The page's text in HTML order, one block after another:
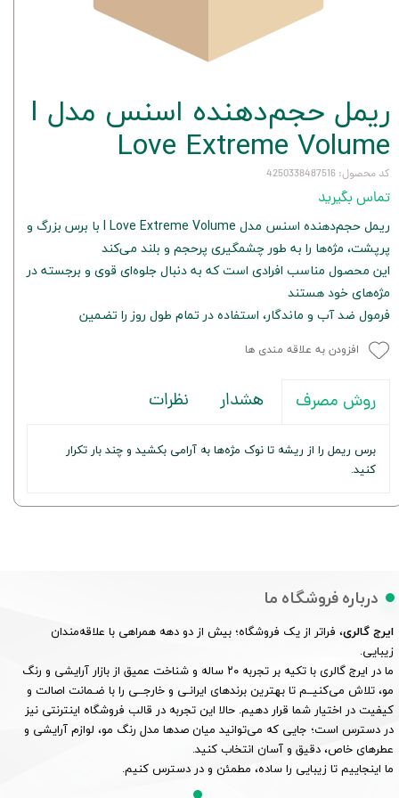
ریمل حجم‌دهنده اسنس مدل I
Love Extreme Volume
کد محصول: 4250338487516
تماس بگیرید
ریمل حجم‌دهنده اسنس مدل I Love Extreme Volume با برس بزرگ و
پرپشت، مژه‌ها را به طور چشمگیری پرحجم و بلند می‌کند
این محصول مناسب افرادی است که به دنبال جلوه‌ای قوی و برجسته در
مژه‌های خود هستند
فرمول ضد آب و ماندگار، استفاده در تمام طول روز را تضمین
افزودن به علاقه مندی ها
روش مصرف هشدار نظرات
برس ریمل را از ریشه تا نوک مژه‌ها به آرامی بکشید و چند بار تکرار
کنید.
درباره فروشگاه ما
ایرج گالری، فراتر از یک فروشگاه؛ بیش از دو دهه همراهی با علاقه‌مندان
زیبایی.
ما در ایرج گالری با تکیه بر تجربه ۲۰ ساله و شناخت عمیق از بازار آرایشی و رنگ
مو، تلاش می‌کنیــم تا بهترین برندهای ایرانـی و خارجــی را با ضـمانت اصالت و
کیفیت در اختیار شما قرار دهیم. حالا این تجربه در قالب فروشگاه اینترنتی نیز
در دسترس است؛ جایی که می‌توانید میان صدها مدل رنگ مو، لوازم آرایشی و
عطرهای خاص، دقیق و آسان انتخاب کنید.
ما اینجاییم تا زیبایی را ساده، مطمئن و در دسترس کنیم.